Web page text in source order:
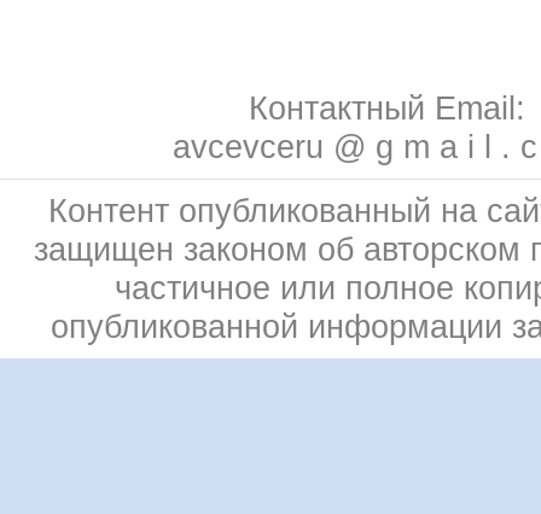
Контактный Email:
avcevceru @ g m a i l .
Контент опубликованный на
защищен законом об авторском
частичное или полное
опубликованной информации